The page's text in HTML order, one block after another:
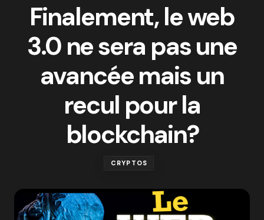
Finalement, le web
3.0 ne sera pas une
avancée mais un
recul pour la
blockchain?
CRYPTOS